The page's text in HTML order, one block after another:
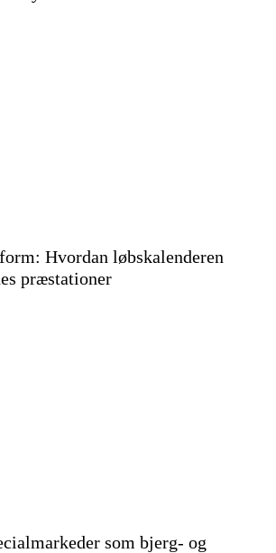
Hvordan løbskalenderen
præstationer
som bjerg- og